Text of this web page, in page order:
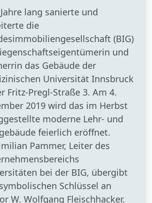
lang sanierte und
die
(BIG)
und
das Gebäude der
Universität Innsbruck
Fritz-Pregl-Straße 3. Am 4.
2019 wird das im Herbst
moderne Lehr- und
feierlich eröffnet.
Pammer, Leiter des
bei der BIG, übergibt
Schlüssel an
W. Wolfgang Fleischhacker.